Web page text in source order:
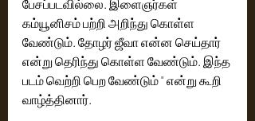
பேசப்படவில்லை. இளைஞர்கள்
கம்யூனிசம் பற்றி அறிந்து கொள்ள
வேண்டும். தோழர் ஜீவா என்ன செய்தார்
என்று தெரிந்து கொள்ள வேண்டும். இந்த
படம் வெற்றி பெற வேண்டும் " என்று கூறி
வாழ்த்தினார்.